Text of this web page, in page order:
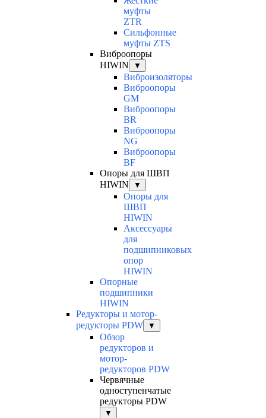
муфты
ZTR
Сильфонные
муфты ZTS
Виброопоры
HIWIN
▼
Виброизоляторы
Виброопоры
GM
Виброопоры
BR
Виброопоры
NG
Виброопоры
BF
Опоры для ШВП
HIWIN
▼
Опоры для
ШВП
HIWIN
Аксессуары
для
подшипниковых
опор
HIWIN
Опорные
подшипники
HIWIN
Редукторы и мотор-
редукторы PDW
▼
Обзор
редукторов и
мотор-
редукторов PDW
Червячные
одноступенчатые
редукторы PDW
▼